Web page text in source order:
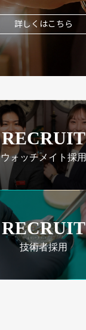
詳しくはこちら
RECRUIT
ウォッチメイト採用
RECRUIT
技術者採用